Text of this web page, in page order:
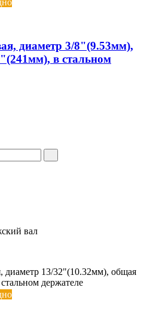
диаметр 3/8"(9.53мм),
в стальном
вал